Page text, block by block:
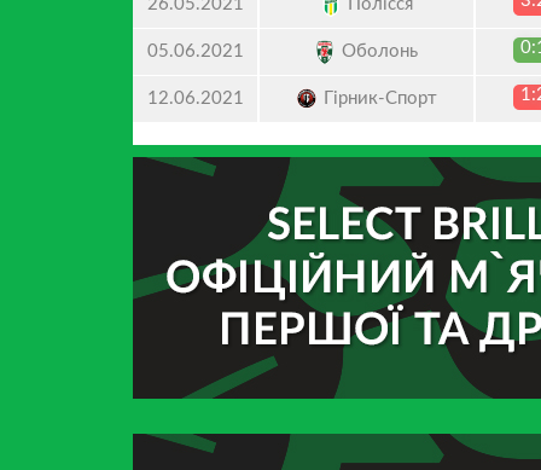
26.05.2021 Полісся
05.06.2021 Оболонь
12.06.2021 Гірник-Спорт